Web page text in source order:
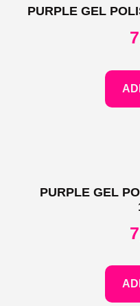
PURPLE GEL
PURPLE GEL